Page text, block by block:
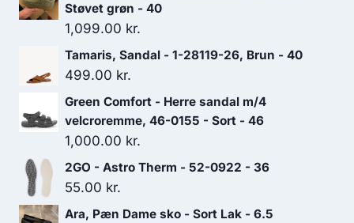
Støvet grøn - 40
1,099.00 kr.
Tamaris, Sandal - 1-28119-26, Brun - 40
499.00 kr.
Green Comfort - Herre sandal m/4
velcroremme, 46-0155 - Sort - 46
1,000.00 kr.
2GO - Astro Therm - 52-0922 - 36
55.00 kr.
Ara, Pæn Dame sko - Sort Lak - 6.5